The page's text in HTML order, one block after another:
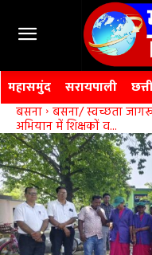
महासमुंद सरायपाली
बसना बसना/ स्वच्छता
अभियान में शिक्षकों व...